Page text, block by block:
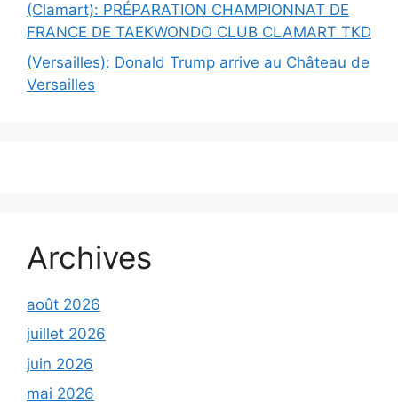
(Clamart): PRÉPARATION CHAMPIONNAT DE
FRANCE DE TAEKWONDO CLUB CLAMART TKD
(Versailles): Donald Trump arrive au Château de
Versailles
Archives
août 2026
juillet 2026
juin 2026
mai 2026